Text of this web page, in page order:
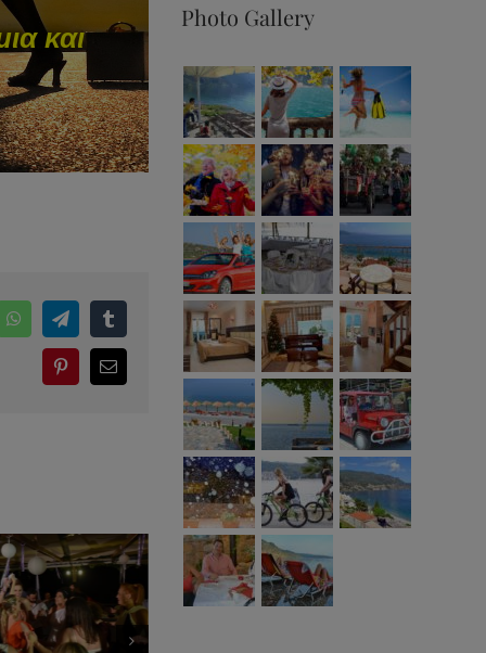
και
WhatsAppTelegramTumblr
PinterestEmail
Photo Gallery